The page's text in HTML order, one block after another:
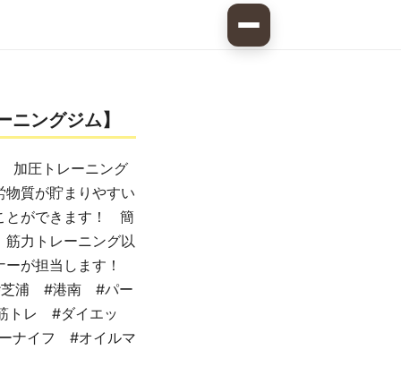
ングジム】
加圧トレーニング
質が貯まりやすい
とができます！ 簡
力トレーニング以
が担当します！
芝浦 #港南 #パー
トレ #ダイエッ
ナイフ #オイルマ